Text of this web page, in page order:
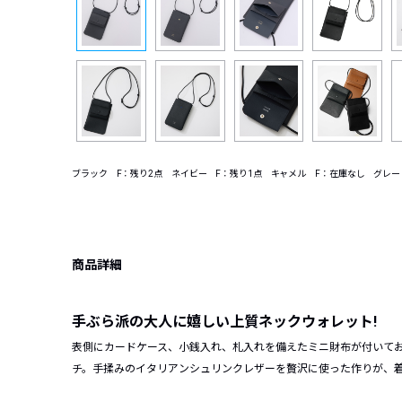
ブラック F：残り2点 ネイビー F：残り1点 キャメル F：在庫なし グレ
商品詳細
手ぶら派の大人に嬉しい上質ネックウォレット!
表側にカードケース、小銭入れ、札入れを備えたミニ財布が付い
チ。手揉みのイタリアンシュリンクレザーを贅沢に使った作りが、